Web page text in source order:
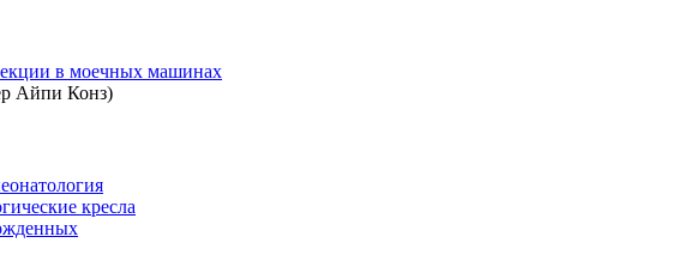
в моечных машинах
Айпи Конз)
креслa